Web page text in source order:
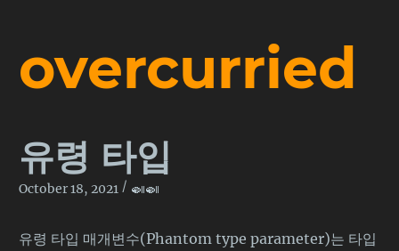
overcurried
유령 타입
October 18, 2021 / 🍛🍛
유령 타입 매개변수(Phantom type parameter)는 타입